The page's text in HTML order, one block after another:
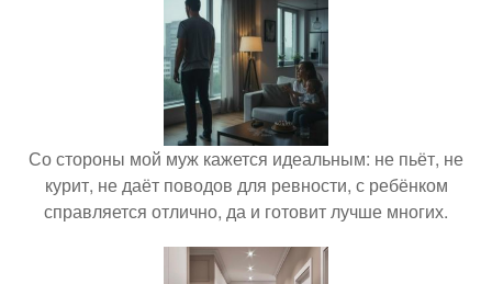
Со стороны мой муж кажется идеальным: не пьёт, не
курит, не даёт поводов для ревности, с ребёнком
справляется отлично, да и готовит лучше многих.